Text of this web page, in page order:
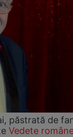
păstrată de
Vedete